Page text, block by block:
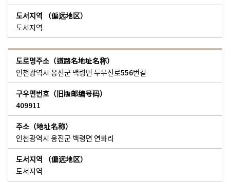
도서지역
인천광역시 옹진군 백령면 두무진로556번길
409911
인천광역시 옹진군 백령면 연화리
도서지역